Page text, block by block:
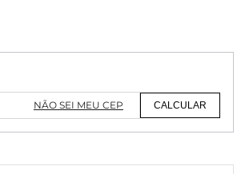
NÃO SEI MEU CEP CALCULAR